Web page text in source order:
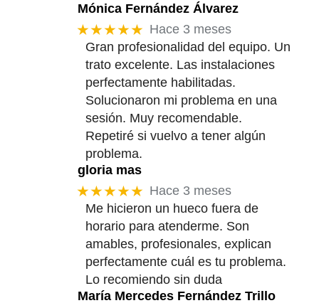
Mónica Fernández Álvarez
★★★★★ Hace 3 meses
Gran profesionalidad del equipo. Un
trato excelente. Las instalaciones
perfectamente habilitadas.
Solucionaron mi problema en una
sesión. Muy recomendable.
Repetiré si vuelvo a tener algún
problema.
gloria mas
★★★★★ Hace 3 meses
Me hicieron un hueco fuera de
horario para atenderme. Son
amables, profesionales, explican
perfectamente cuál es tu problema.
Lo recomiendo sin duda
María Mercedes Fernández Trillo